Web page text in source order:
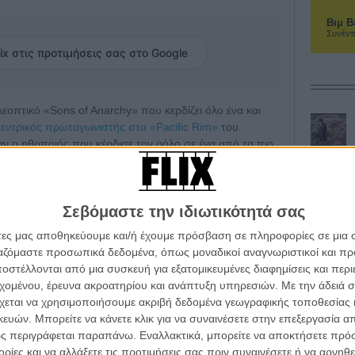
Σεβόμαστε την ιδιωτικότητά σας
μας αποθηκεύουμε και/ή έχουμε πρόσβαση σε πληροφορίες σε
προσωπικά δεδομένα, όπως μοναδικοί αναγνωριστικοί και
από μια συσκευή για εξατομικευμένες διαφημίσεις και
έρευνα ακροατηρίου και ανάπτυξη υπηρεσιών. Με την άδειά
να χρησιμοποιήσουμε ακριβή δεδομένα γεωγραφικής τοποθεσίας
Μπορείτε να κάνετε κλικ για να συναινέσετε στην επεξεργασία
περιγράφεται παραπάνω. Εναλλακτικά, μπορείτε να αποκτήσετε
και να αλλάξετε τις προτιμήσεις σας πριν συναινέσετε ή να
στις προτιμήσεις σας στο Google
«Sons of Anarchy» που κερδίζει όλο ένα και
πρωταγωνιστής στο «Pacific Rim» του
ο ηθοποιός που κέρδισε τον ρόλο σε ένα από τα πιο
που έκανε εκατομμύρια γυναίκες στον πλανήτη να
είναι ένας γοητευτικός ζάμπλουτος άντρας με
ένα συμβόλαιο σεξουαλικής συνενοχής με μια
να γίνει εξίσου μεγάλη κινηματογραφική επιτυχία,
«τζογάρισμα», μέχρι την στιγμή που
αλλά και τηςΣαμ Τέιλορ Τζόνσον που θα
Βιμ